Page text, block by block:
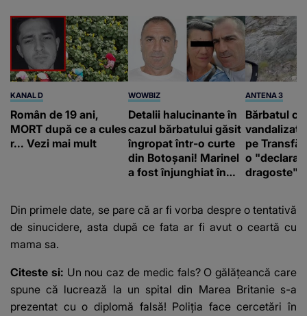
KANAL D
Român de 19 ani,
MORT după ce a cules
r... Vezi mai mult
WOWBIZ
Detalii halucinante în
cazul bărbatului găsit
îngropat într-o curte
din Botoșani! Marinel
a fost înjunghiat în
suspecți
ANTENA 3
Bărbatul
vandalizat
pe
o
dragoste"
Din primele date, se pare că ar fi vorba despre o tentativă
de sinucidere, asta după ce fata ar fi avut o ceartă cu
mama sa.
Citeste si: Un nou caz de medic fals? O gălățeancă care
spune că lucrează la un spital din Marea Britanie s-a
prezentat cu o diplomă falsă! Poliția face cercetări în